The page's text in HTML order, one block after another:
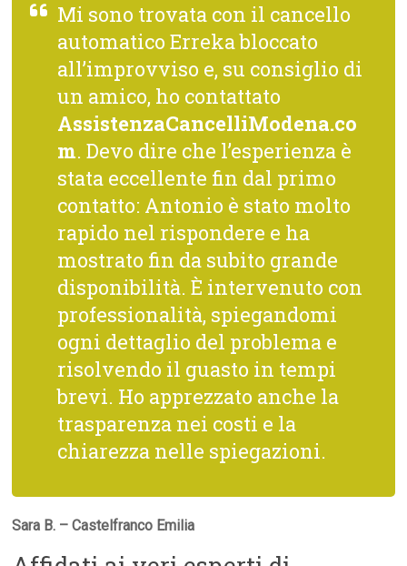
Mi sono trovata con il cancello
automatico Erreka bloccato
all’improvviso e, su consiglio di
un amico, ho contattato
AssistenzaCancelliModena.co
m. Devo dire che l’esperienza è
stata eccellente fin dal primo
contatto: Antonio è stato molto
rapido nel rispondere e ha
mostrato fin da subito grande
disponibilità. È intervenuto con
professionalità, spiegandomi
ogni dettaglio del problema e
risolvendo il guasto in tempi
brevi. Ho apprezzato anche la
trasparenza nei costi e la
chiarezza nelle spiegazioni.
Sara B. – Castelfranco Emilia